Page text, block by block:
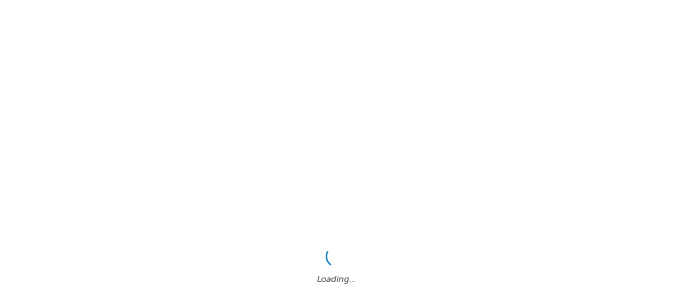
Loading…